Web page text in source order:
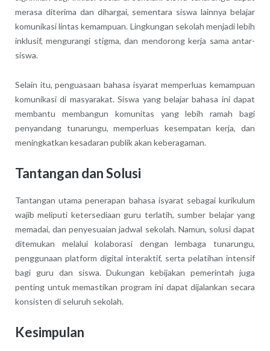
merasa diterima dan dihargai, sementara siswa lainnya belajar
komunikasi lintas kemampuan. Lingkungan sekolah menjadi lebih
inklusif, mengurangi stigma, dan mendorong kerja sama antar-
siswa.
Selain itu, penguasaan bahasa isyarat memperluas kemampuan
komunikasi di masyarakat. Siswa yang belajar bahasa ini dapat
membantu membangun komunitas yang lebih ramah bagi
penyandang tunarungu, memperluas kesempatan kerja, dan
meningkatkan kesadaran publik akan keberagaman.
Tantangan dan Solusi
Tantangan utama penerapan bahasa isyarat sebagai kurikulum
wajib meliputi ketersediaan guru terlatih, sumber belajar yang
memadai, dan penyesuaian jadwal sekolah. Namun, solusi dapat
ditemukan melalui kolaborasi dengan lembaga tunarungu,
penggunaan platform digital interaktif, serta pelatihan intensif
bagi guru dan siswa. Dukungan kebijakan pemerintah juga
penting untuk memastikan program ini dapat dijalankan secara
konsisten di seluruh sekolah.
Kesimpulan